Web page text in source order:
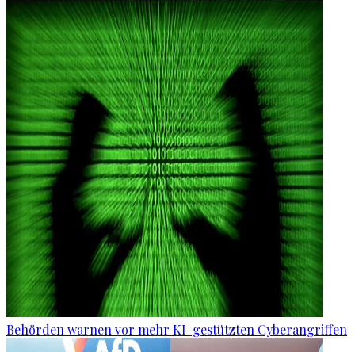
Behörden warnen vor mehr KI-gestützten Cyberangriffen